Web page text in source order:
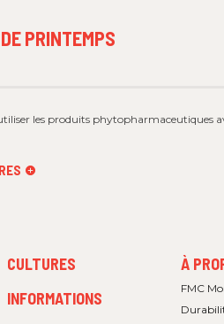
PRINTEMPS
les produits
FOOTER
MENU
CULTURES
INFORMATIONS
MENU
À
FMC